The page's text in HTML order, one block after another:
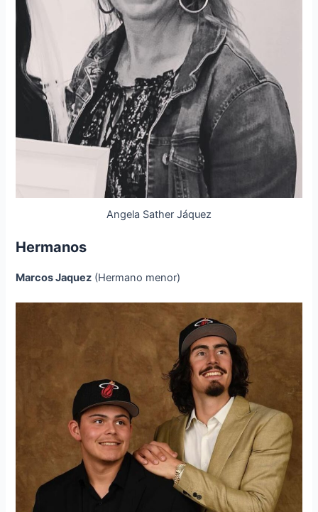
Angela Sather Jáquez
Hermanos
Marcos Jaquez (Hermano menor)